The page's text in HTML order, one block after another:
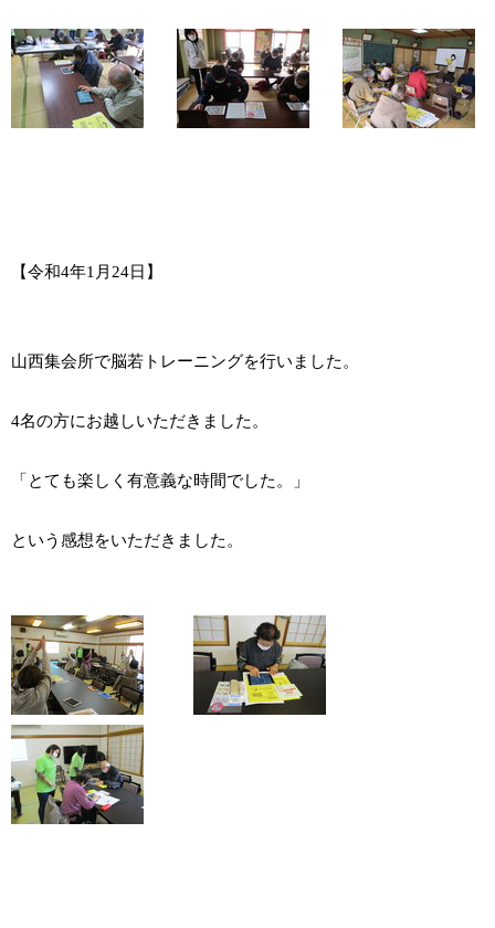
【令和4年1月24日】
山西集会所で脳若トレーニングを行いました。
4名の方にお越しいただきました。
「とても楽しく有意義な時間でした。」
という感想をいただきました。